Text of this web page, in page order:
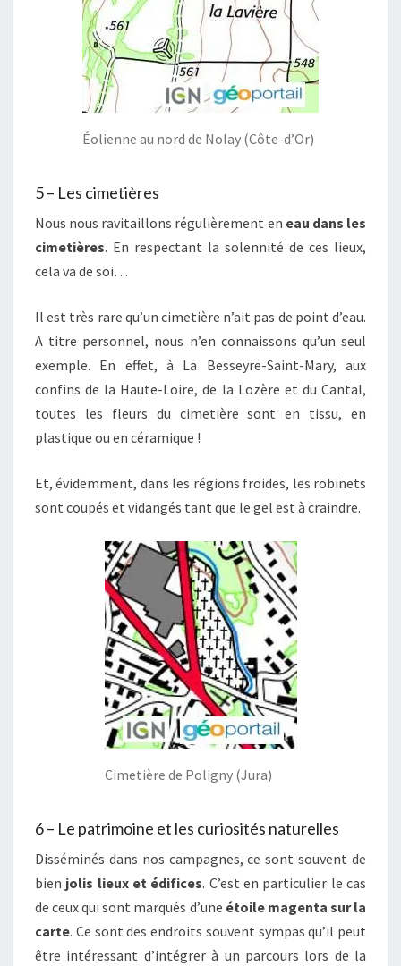
Éolienne au nord de Nolay (Côte-d’Or)
5 – Les cimetières
Nous nous ravitaillons régulièrement en eau dans les
cimetières. En respectant la solennité de ces lieux,
cela va de soi…
Il est très rare qu’un cimetière n’ait pas de point d’eau.
A titre personnel, nous n’en connaissons qu’un seul
exemple. En effet, à La Besseyre-Saint-Mary, aux
confins de la Haute-Loire, de la Lozère et du Cantal,
toutes les fleurs du cimetière sont en tissu, en
plastique ou en céramique !
Et, évidemment, dans les régions froides, les robinets
sont coupés et vidangés tant que le gel est à craindre.
Cimetière de Poligny (Jura)
6 – Le patrimoine et les curiosités naturelles
Disséminés dans nos campagnes, ce sont souvent de
bien jolis lieux et édifices. C’est en particulier le cas
de ceux qui sont marqués d’une étoile magenta sur la
carte. Ce sont des endroits souvent sympas qu’il peut
être intéressant d’intégrer à un parcours lors de la